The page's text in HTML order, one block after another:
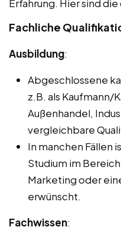
Erfahrung. Hier sind
Fachliche
Ausbildung:
Abgeschlossene
z.B. als Kaufmann/
Außenhandel,
vergleichbare
In manchen Fällen
Studium im
Marketing oder
erwünscht.
Fachwissen: